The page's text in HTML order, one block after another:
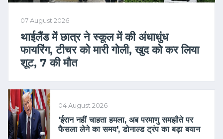
07 August 2026
थाईलैंड में छात्र ने स्कूल में की अंधाधुंध
फायरिंग, टीचर को मारी गोली, खुद को कर लिया
शूट, 7 की मौत
04 August 2026
'ईरान नहीं चाहता हमला, अब परमाणु समझौते पर
फैसला लेने का समय', डोनाल्ड ट्रंप का बड़ा बयान